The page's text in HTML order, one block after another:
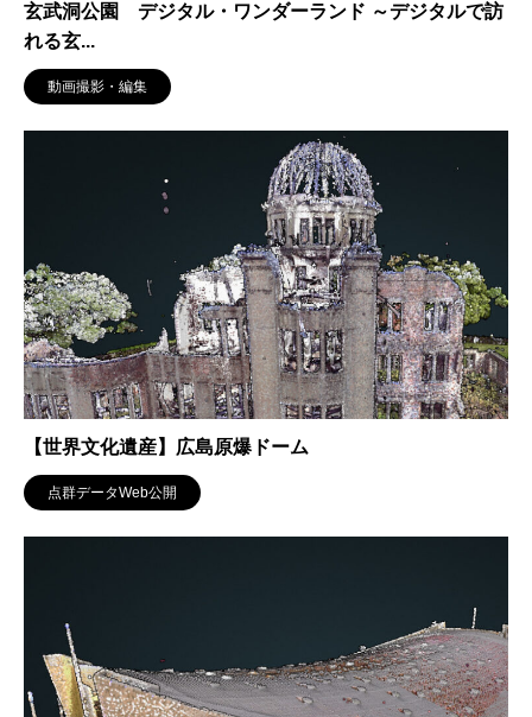
玄武洞公園 デジタル・ワンダーランド ～デジタルで訪
れる玄...
動画撮影・編集
【世界文化遺産】広島原爆ドーム
点群データWeb公開